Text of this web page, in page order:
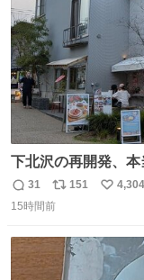
下北沢の再開発、
スケールの開発がい
返
信
31
リ
ポ
ト
数
151
い
数
4,304
15時間前